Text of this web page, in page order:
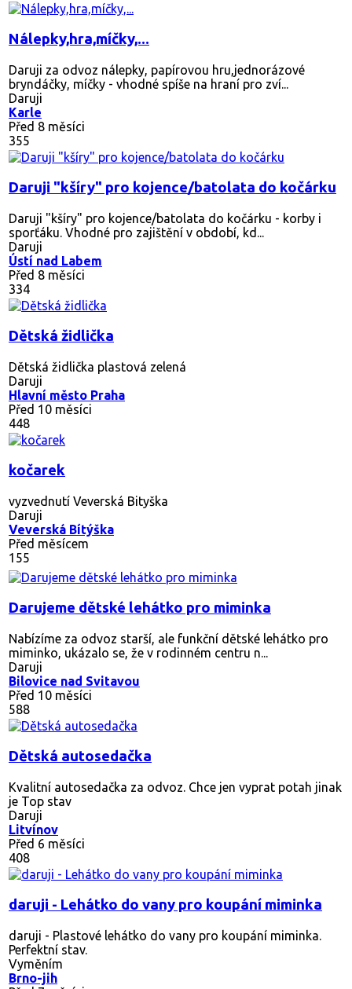
Nálepky,hra,míčky,...
Daruji za odvoz nálepky, papírovou hru,jednorázové
bryndáčky, míčky - vhodné spíše na hraní pro zví...
Daruji
Karle
Před 8 měsíci
355
Daruji "kšíry" pro kojence/batolata do kočárku
Daruji "kšíry" pro kojence/batolata do kočárku - korby i
sporťáku. Vhodné pro zajištění v období, kd...
Daruji
Ústí nad Labem
Před 8 měsíci
334
Dětská židlička
Dětská židlička plastová zelená
Daruji
Hlavní město Praha
Před 10 měsíci
448
kočarek
vyzvednutí Veverská Bityška
Daruji
Veverská Bítýška
Před měsícem
155
Darujeme dětské lehátko pro miminka
Nabízíme za odvoz starší, ale funkční dětské lehátko pro
miminko, ukázalo se, že v rodinném centru n...
Daruji
Bilovice nad Svitavou
Před 10 měsíci
588
Dětská autosedačka
Kvalitní autosedačka za odvoz. Chce jen vyprat potah jinak
je Top stav
Daruji
Litvínov
Před 6 měsíci
408
daruji - Lehátko do vany pro koupání miminka
daruji - Plastové lehátko do vany pro koupání miminka.
Perfektní stav.
Vyměním
Brno-jih